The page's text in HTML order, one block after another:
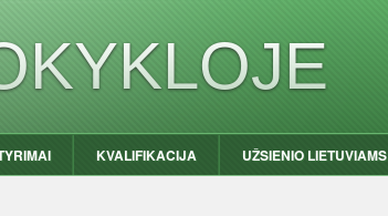
KVALIFIKACIJA UŽSIENIO LIETUVIAMS